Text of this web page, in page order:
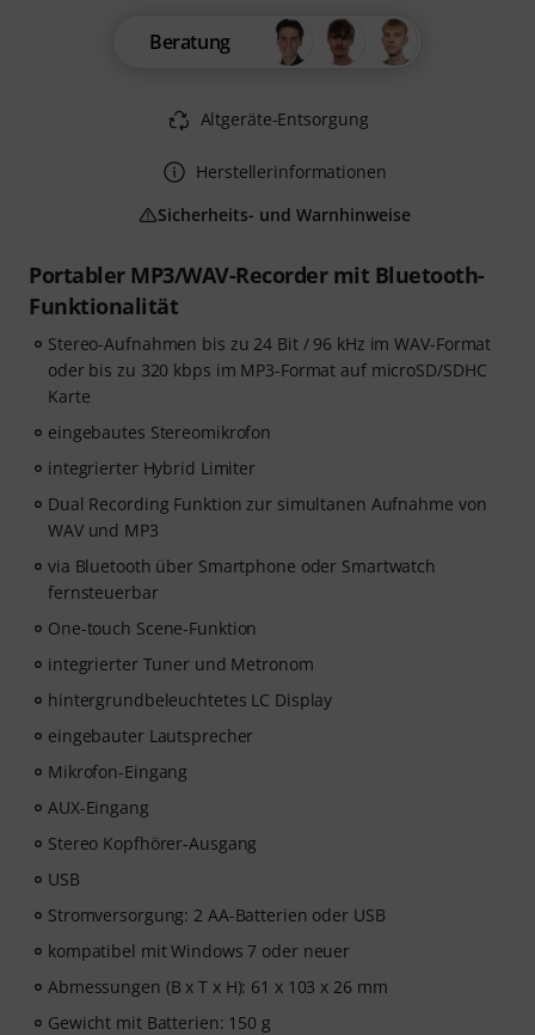
Portabler MP3/WAV-Recorder mit Bluetooth-
Funktionalität
Stereo-Aufnahmen bis zu 24 Bit / 96 kHz im WAV-Format
oder bis zu 320 kbps im MP3-Format auf microSD/SDHC
Karte
eingebautes Stereomikrofon
integrierter Hybrid Limiter
Dual Recording Funktion zur simultanen Aufnahme von
WAV und MP3
via Bluetooth über Smartphone oder Smartwatch
fernsteuerbar
One-touch Scene-Funktion
integrierter Tuner und Metronom
hintergrundbeleuchtetes LC Display
eingebauter Lautsprecher
Mikrofon-Eingang
AUX-Eingang
Stereo Kopfhörer-Ausgang
USB
Stromversorgung: 2 AA-Batterien oder USB
kompatibel mit Windows 7 oder neuer
Abmessungen (B x T x H): 61 x 103 x 26 mm
Gewicht mit Batterien: 150 g
Beratung
Altgeräte-Entsorgung
Herstellerinformationen
Sicherheits- und Warnhinweise